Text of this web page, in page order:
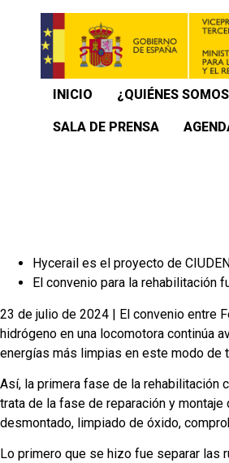
INICIO ¿QUIÉNES
SALA DE PRENSA
Hycerail es el proyecto de
El convenio para la rehabilitación
23 de julio de 2024 | El convenio entre
hidrógeno en una locomotora continúa
energías más limpias en este modo de
Así, la primera fase de la rehabilitación
trata de la fase de reparación y
desmontado, limpiado de óxido,
Lo primero que se hizo fue separar las